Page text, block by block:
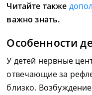
Читайте также
важно знать.
Особенности
У детей нервные
отвечающие за
близко.